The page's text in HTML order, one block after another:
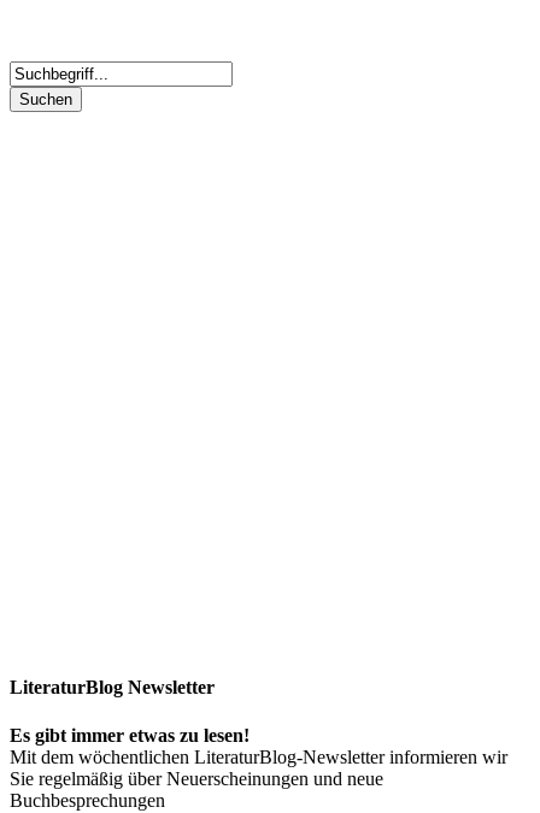
LiteraturBlog Newsletter
Es gibt immer etwas zu lesen!
Mit dem wöchentlichen LiteraturBlog-Newsletter informieren wir
Sie regelmäßig über Neuerscheinungen und neue
Buchbesprechungen